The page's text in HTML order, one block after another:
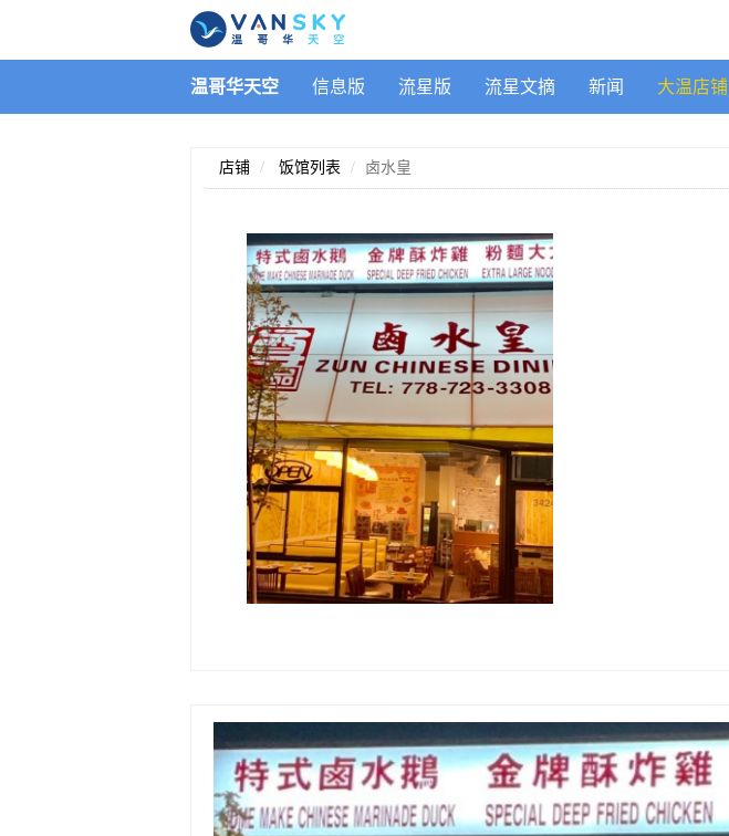
温哥华天空 信息版 流星版 流星文摘 新闻 大温店铺
店铺 饭馆列表 卤水皇